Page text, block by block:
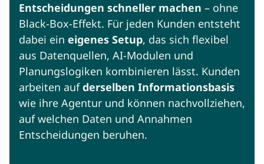
Entscheidungen schneller machen – ohne
Black-Box-Effekt. Für jeden Kunden entsteht
dabei ein eigenes Setup, das sich flexibel
aus Datenquellen, AI-Modulen und
Planungslogiken kombinieren lässt. Kunden
arbeiten aufderselben Informationsbasis
wie ihre Agentur und können nachvollziehen,
auf welchen Daten und Annahmen
Entscheidungen beruhen.